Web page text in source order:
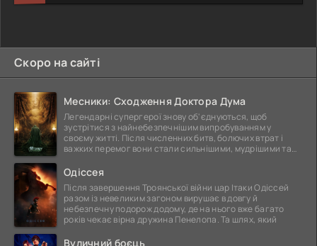
Скоро на сайті
Месники: Сходження Доктора Дума
Легендарні супергерої знову об'єднуються, щоб
зустрітися з найнебезпечнішим випробуванням у
своєму житті. Після численних битв, болючих втрат і
важких перемог вони стали сильнішими, мудрішими та
Одіссея
Після завершення Троянської війни цар Ітаки Одіссей
разом із невеликим загоном вирушає в довгу й
небезпечну подорож додому, де на нього вже багато
років чекає вірна дружина Пенелопа. Та шлях, який
Вуличний боєць